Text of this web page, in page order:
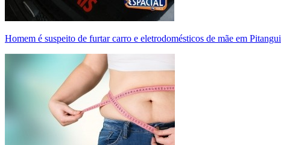
Homem é suspeito de furtar carro e eletrodomésticos de mãe em Pitangui